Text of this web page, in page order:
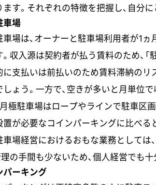
ます。それぞれの特徴を把握し、自分
車場
車場は、オーナーと駐車場利用者が1
。収入源は契約者が払う賃料のため、
に支払いは前払いのため賃料滞納のリ
しょう。一方で、空きが多いと月単位
月極駐車場はロープやラインで駐車区
置が必要なコインパーキングに比べる
車場経営におけるおもな業務としては
の手間も少ないため、個人経営でも十
パーキング